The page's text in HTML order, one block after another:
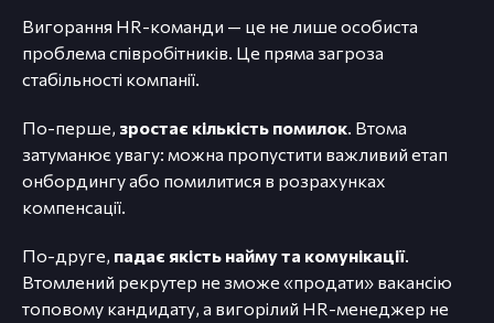
Вигорання HR-команди — це не лише особиста
проблема співробітників. Це пряма загроза
стабільності компанії.
По-перше, зростає кількість помилок. Втома
затуманює увагу: можна пропустити важливий етап
онбордингу або помилитися в розрахунках
компенсації.
По-друге, падає якість найму та комунікації.
Втомлений рекрутер не зможе «продати» вакансію
топовому кандидату, а вигорілий HR-менеджер не